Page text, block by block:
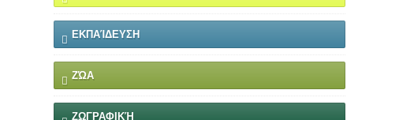
ΕΚΠΑΊΔΕΥΣΗ
ΖΏΑ
ΖΩΓΡΑΦΙΚΉ